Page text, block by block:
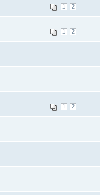
1 2
1 2
1 2